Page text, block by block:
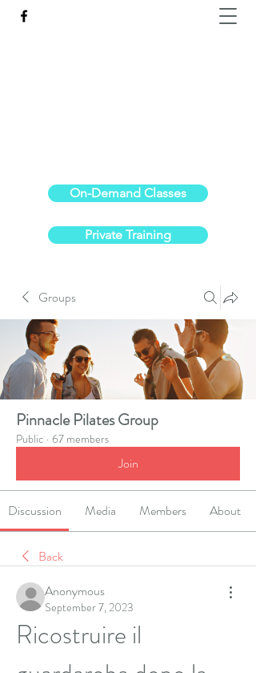
Private Training
On-Demand Classes
Groups
Pinnacle Pilates Group
Public · 67 members
Join
Discussion Media Members About
Back
Anonymous
September 7, 2023
Ricostruire il